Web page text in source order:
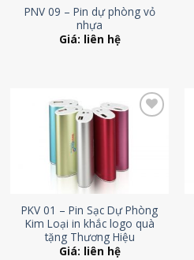
PNV 09 – Pin dự phòng vỏ
nhựa
Giá: liên hệ
PKV 01 – Pin Sạc Dự Phòng
Kim Loại in khắc logo quà
tặng Thương Hiệu
Giá: liên hệ